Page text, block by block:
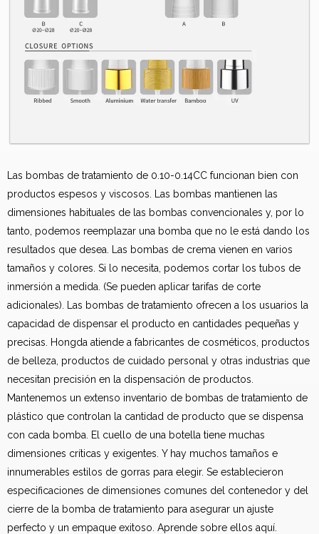
Las bombas de tratamiento de 0.10-0.14CC funcionan bien con
productos espesos y viscosos. Las bombas mantienen las
dimensiones habituales de las bombas convencionales y, por lo
tanto, podemos reemplazar una bomba que no le está dando los
resultados que desea. Las bombas de crema vienen en varios
tamaños y colores. Si lo necesita, podemos cortar los tubos de
inmersión a medida. (Se pueden aplicar tarifas de corte
adicionales). Las bombas de tratamiento ofrecen a los usuarios la
capacidad de dispensar el producto en cantidades pequeñas y
precisas. Hongda atiende a fabricantes de cosméticos, productos
de belleza, productos de cuidado personal y otras industrias que
necesitan precisión en la dispensación de productos.
Mantenemos un extenso inventario de bombas de tratamiento de
plástico que controlan la cantidad de producto que se dispensa
con cada bomba. El cuello de una botella tiene muchas
dimensiones críticas y exigentes. Y hay muchos tamaños e
innumerables estilos de gorras para elegir. Se establecieron
especificaciones de dimensiones comunes del contenedor y del
cierre de la bomba de tratamiento para asegurar un ajuste
perfecto y un empaque exitoso. Aprende sobre ellos aquí.